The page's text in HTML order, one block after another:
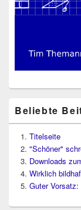
Beliebte
Titelseite
"Schöner"
Downloads
Wirklich
Guter